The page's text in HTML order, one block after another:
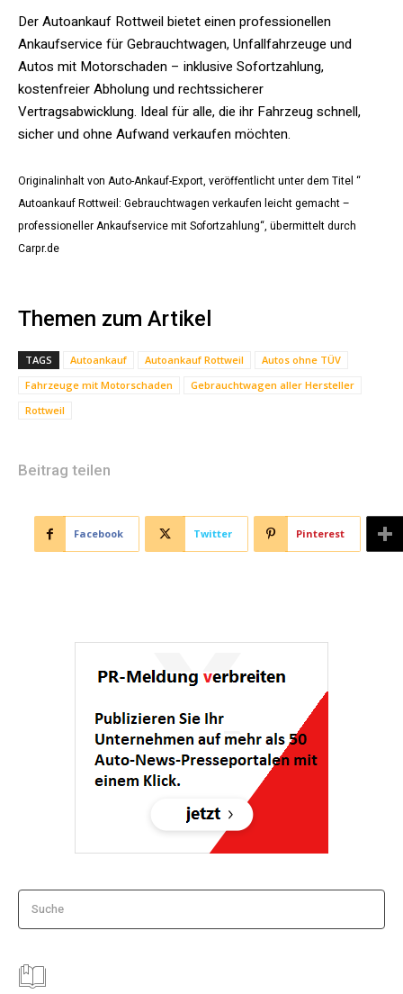
Der Autoankauf Rottweil bietet einen professionellen
Ankaufservice für Gebrauchtwagen, Unfallfahrzeuge und
Autos mit Motorschaden – inklusive Sofortzahlung,
kostenfreier Abholung und rechtssicherer
Vertragsabwicklung. Ideal für alle, die ihr Fahrzeug schnell,
sicher und ohne Aufwand verkaufen möchten.
Originalinhalt von Auto-Ankauf-Export, veröffentlicht unter dem Titel “
Autoankauf Rottweil: Gebrauchtwagen verkaufen leicht gemacht –
professioneller Ankaufservice mit Sofortzahlung“, übermittelt durch
Carpr.de
Themen zum Artikel
TAGS Autoankauf Autoankauf Rottweil
Autos ohne TÜV
Fahrzeuge mit Motorschaden
Gebrauchtwagen aller Hersteller
Rottweil
Beitrag teilen
Facebook Twitter Pinterest
Suche